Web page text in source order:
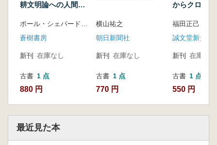
耕文明論への人間学
蒼樹書房
新刊 在庫なし
古書 1 点
880 円
横山祐之
朝日新聞社
新刊 在庫なし
古書 1 点
770 円
からクロー
福田正己 著
誠文堂新光社
新刊 在庫なし
古書 1 点
550 円
最近見た本